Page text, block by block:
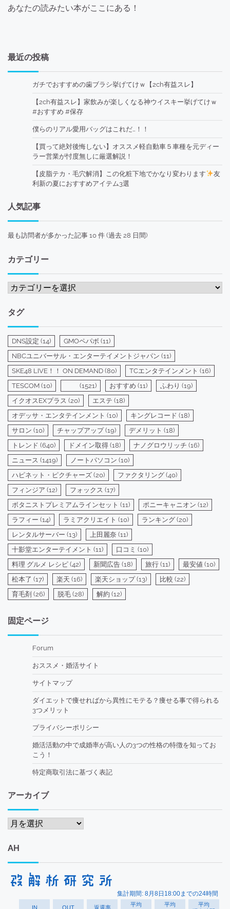
あなたの読みたい本がここにある！
最近の投稿
ガチでおすすめの歯ブラシ挙げてけｗ【2ch有益スレ】
【2ch有益スレ】家飲みが楽しくなる神ウイスキー挙げてけｗ
#おすすめ #保存
僕らのリアル愛用バッグはこれだ…！！
【買って絶対後悔しない】オススメ軽自動車５車種を元ディー
ラー営業が忖度無しに厳選解説！
【皮脂テカ・毛穴解消】この化粧下地でかなり変わります
友
利新の夏におすすめアイテム3選
人気記事
最も訪問者が多かった記事 10 件 (過去 28 日間)
カテゴリー
カ
ゴ
リ
ー
タグ
DNS設定 (14) GMOペパボ (11)
NBCユニバーサル・エンターテイメントジャパン (11)
SKE48 LIVE！！ ON DEMAND (80) TCエンタテインメント (16)
TESCOM (10) (1521) おすすめ (11) ふわり (19)
イクオスEXプラス (20) エステ (18)
オデッサ・エンタテインメント (10) キングレコード (18)
サロン (10) チャップアップ(19) デメリット (18)
トレンド (640) ドメイン取得 (18) ナノグロウリッチ (16)
ニュース (1419) ノートパソコン (10)
ハピネット・ピクチャーズ (20) ファクタリング (40)
フィンジア (12) フォックス (17)
ボタニストプレミアムラインセット (11) ポニーキャニオン (12)
ラフィー (14) ラミアクリエイト (10) ランキング (20)
レンタルサーバー (13) 上田麗奈 (11)
十影堂エンターテイメント (11) 口コミ (10)
料理 グルメ レシピ (42) 新聞広告 (18) 旅行 (11) 最安値 (10)
松本了 (17) 楽天 (16) 楽天ショップ(13) 比較 (22)
育毛剤 (26) 脱毛 (28) 解約 (12)
固定ページ
Forum
おススメ・婚活サイト
サイトマップ
ダイエットで痩せればから異性にモテる？痩せる事で得られる
3つメリット
プライバシーポリシー
婚活活動の中で成婚率が高い人の3つの性格の特徴を知ってお
こう！
特定商取引法に基づく表記
アーカイブ
ア
カ
イ
AH